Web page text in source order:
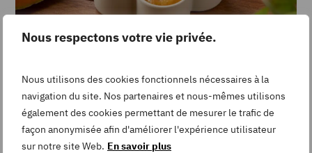
Nous respectons votre vie privée.
Nous utilisons des cookies fonctionnels nécessaires à la
navigation du site. Nos partenaires et nous-mêmes utilisons
également des cookies permettant de mesurer le trafic de
façon anonymisée afin d'améliorer l'expérience utilisateur
sur notre site Web. En savoir plus
© Agence CRU – Interfel
Compote melon-vanille